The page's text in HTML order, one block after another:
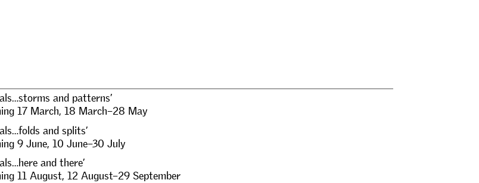
als…storms and patterns’
ing 17 March, 18 March–28 May
als…folds and splits’
ing 9 June, 10 June–30 July
als…here and there’
ing 11 August, 12 August–29 September